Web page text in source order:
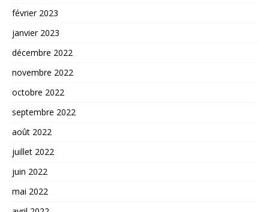
février 2023
janvier 2023
décembre 2022
novembre 2022
octobre 2022
septembre 2022
août 2022
juillet 2022
juin 2022
mai 2022